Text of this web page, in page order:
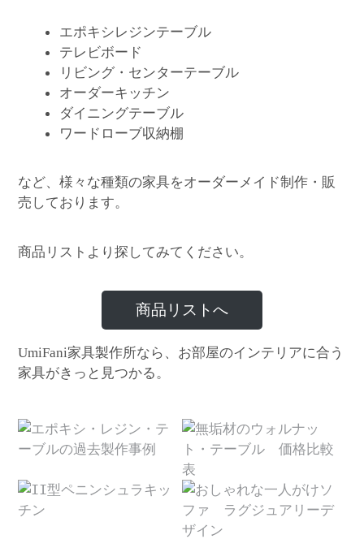
エポキシレジンテーブル
テレビボード
リビング・センターテーブル
オーダーキッチン
ダイニングテーブル
ワードローブ収納棚
など、様々な種類の家具をオーダーメイド制作・販
売しております。
商品リストより探してみてください。
商品リストへ
UmiFani家具製作所なら、お部屋のインテリアに合う
家具がきっと見つかる。